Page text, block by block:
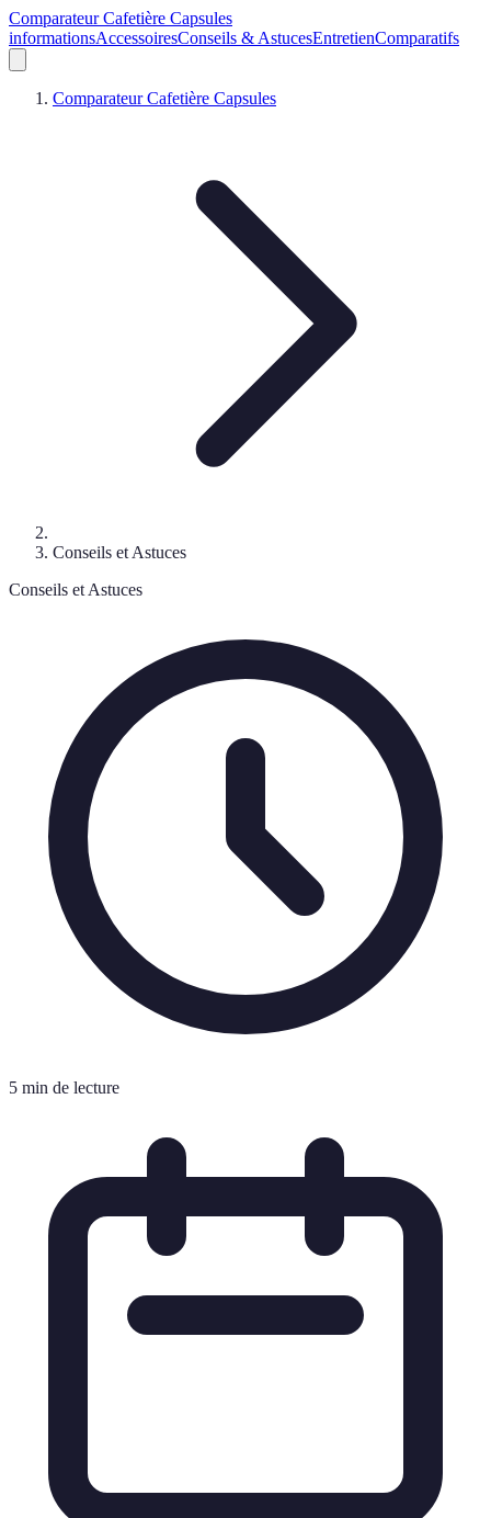
Comparateur Cafetière Capsules
informationsAccessoiresConseils & AstucesEntretienComparatifs
Comparateur Cafetière Capsules
Conseils et Astuces
Conseils et Astuces
5 min de lecture